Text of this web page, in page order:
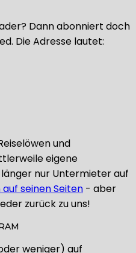
Dann abonniert doch
Die Adresse lautet:
und
eigene
nur Untermieter auf
seinen Seiten - aber
zurück zu uns!
weniger) auf